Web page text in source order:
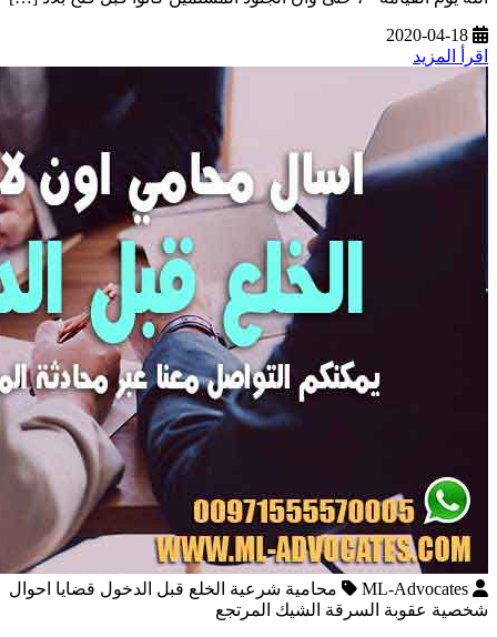
2020-04-18
اقرأ المزيد
ML-Advocates
محامية شرعية الخلع قبل الدخول قضايا احوال
شخصية عقوبة السرقة الشيك المرتجع